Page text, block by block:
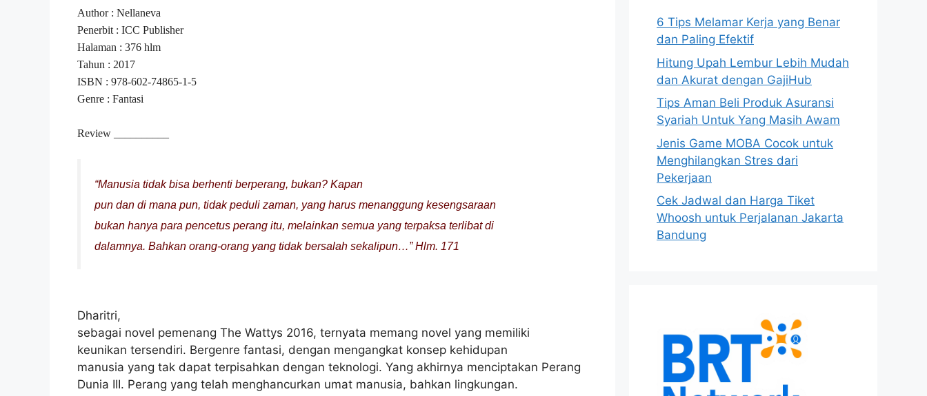
Author : Nellaneva
Penerbit : ICC Publisher
Halaman : 376 hlm
Tahun : 2017
ISBN : 978-602-74865-1-5
Genre : Fantasi
Review
“Manusia tidak bisa berhenti berperang, bukan? Kapan
pun dan di mana pun, tidak peduli zaman, yang harus menanggung kesengsaraan
bukan hanya para pencetus perang itu, melainkan semua yang terpaksa terlibat di
dalamnya. Bahkan orang-orang yang tidak bersalah sekalipun…” Hlm. 171
Dharitri,
sebagai novel pemenang The Wattys 2016, ternyata memang novel yang memiliki
keunikan tersendiri. Bergenre fantasi, dengan mengangkat konsep kehidupan
manusia yang tak dapat terpisahkan dengan teknologi. Yang akhirnya menciptakan Perang
Dunia III. Perang yang telah menghancurkan umat manusia, bahkan lingkungan.
6 Tips Melamar Kerja yang Benar
dan Paling Efektif
Hitung Upah Lembur Lebih Mudah
dan Akurat dengan GajiHub
Tips Aman Beli Produk Asuransi
Syariah Untuk Yang Masih Awam
Jenis Game MOBA Cocok untuk
Menghilangkan Stres dari
Pekerjaan
Cek Jadwal dan Harga Tiket
Whoosh untuk Perjalanan Jakarta
Bandung